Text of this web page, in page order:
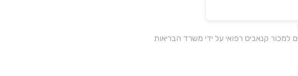
קנאביס רפואי על ידי משרד הבריאות